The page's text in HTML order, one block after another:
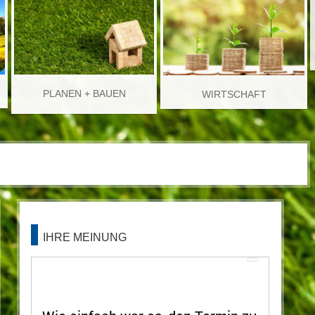
PLANEN + BAUEN WIRTSCHAFT
IHRE MEINUNG